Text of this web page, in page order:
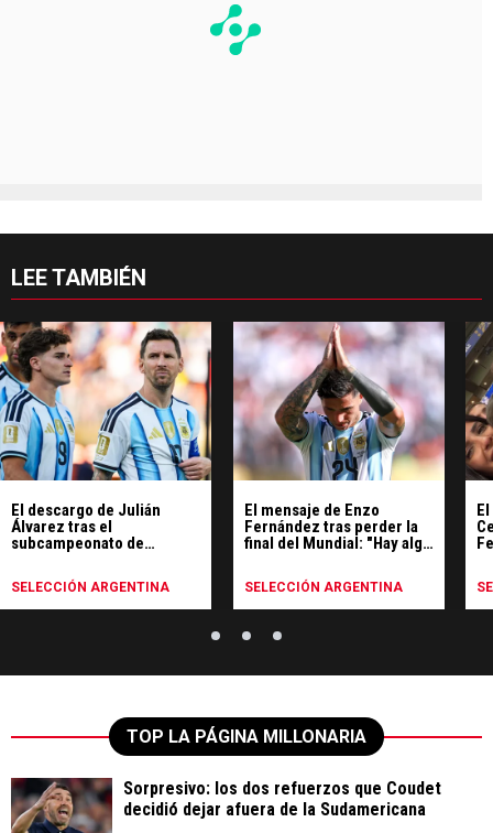
LEE TAMBIÉN
El descargo de Julián
Álvarez tras el
subcampeonato de
SELECCIÓN ARGENTINA
El mensaje de Enzo
Fernández tras perder la
final del Mundial: "Hay algo
resultado"
SELECCIÓN ARGENTINA
TOP LA PÁGINA MILLONARIA
Sorpresivo: los dos refuerzos que Coudet
decidió dejar afuera de la Sudamericana